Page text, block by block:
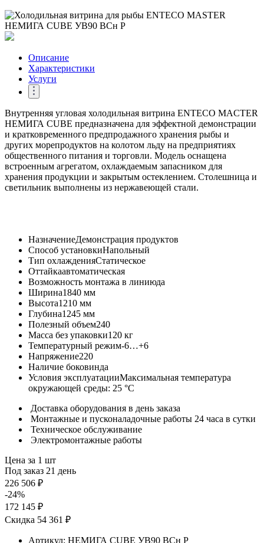
Описание
Характеристики
Услуги
Внутренняя угловая холодильная витрина ENTECO MACTER
НЕМИГА CUBE предназначена для эффектной демонстрации
и кратковременного предпродажного хранения рыбы и
других морепродуктов на колотом льду на предприятиях
общественного питания и торговли. Модель оснащена
встроенным агрегатом, охлаждаемым запасником для
хранения продукции и закрытым остеклением. Столешница и
светильник выполнены из нержавеющей стали.
НазначениеДемонстрация продуктов
Способ установкиНапольный
Тип охлажденияСтатическое
Оттайкаавтоматическая
Возможность монтажа в линиюда
Ширина1840 мм
Высота1210 мм
Глубина1245 мм
Полезный объем240
Масса без упаковки120 кг
Температурный режим-6…+6
Напряжение220
Наличие боковинда
Условия эксплуатацииМаксимальная температура
окружающей среды: 25 °С
Доставка оборудования в день заказа
Монтажные и пусконаладочные работы 24 часа в сутки
Техническое обслуживание
Электромонтажные работы
Цена за 1 шт
Под заказ 21 день
226 506 ₽
-24%
172 145 ₽
Скидка 54 361 ₽
Артикул: НЕМИГА CUBE УВ90 ВСн Р